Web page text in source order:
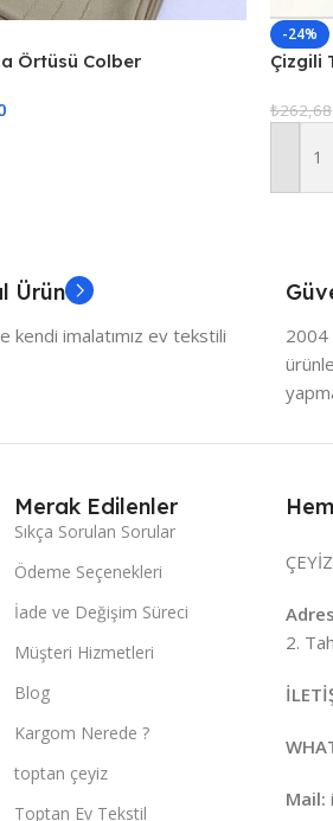
Örtüsü Colber
-24%
Çizgili
₺262,68
Ürün
kendi imalatımız ev tekstili
2004
Merak Edilenler
Sıkça Sorulan Sorular
Ödeme Seçenekleri
İade ve Değişim Süreci
Müşteri Hizmetleri
Blog
Kargom Nerede ?
toptan çeyiz
Toptan Ev Tekstil
2.
Mail: